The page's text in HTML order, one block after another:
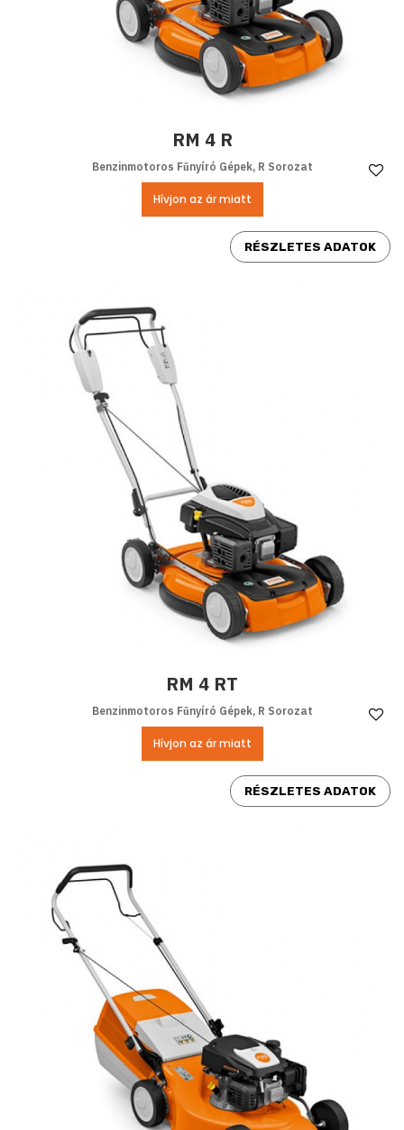
RM 4 R
Benzinmotoros Fűnyíró Gépek, R Sorozat
Hívjon az ár miatt
RÉSZLETES ADATOK
RM 4 RT
Benzinmotoros Fűnyíró Gépek, R Sorozat
Hívjon az ár miatt
RÉSZLETES ADATOK